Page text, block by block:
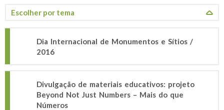
Dia Internacional de Monumentos e Sítios /
2016
Divulgação de materiais educativos: projeto
Beyond Not Just Numbers – Mais do que
Números